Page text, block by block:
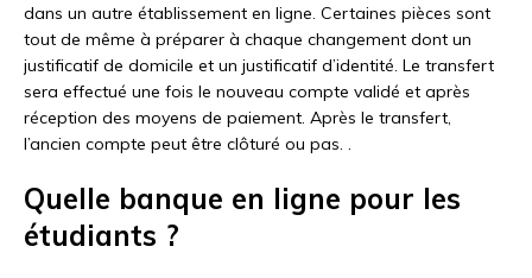
dans un autre établissement en ligne. Certaines pièces sont
tout de même à préparer à chaque changement dont un
justificatif de domicile et un justificatif d’identité. Le transfert
sera effectué une fois le nouveau compte validé et après
réception des moyens de paiement. Après le transfert,
l’ancien compte peut être clôturé ou pas. .
Quelle banque en ligne pour les
étudiants ?